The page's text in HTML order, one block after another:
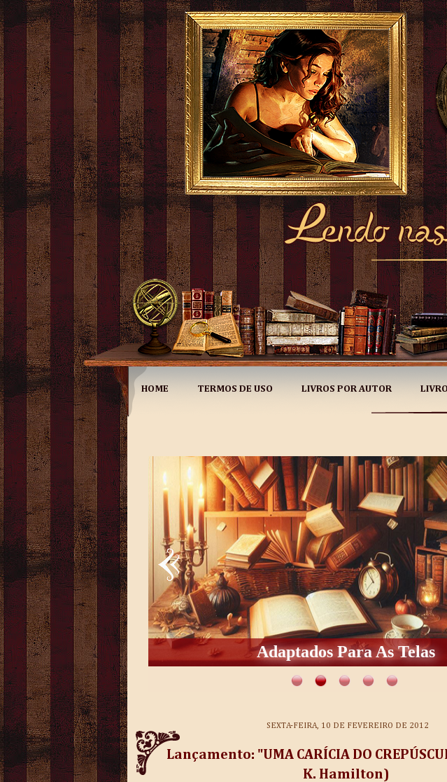
HOME TERMOS DE USO LIVROS POR AUTOR
Adaptados Para As Telas
SEXTA-FEIRA, 10 DE FEVEREIRO DE 2012
Lançamento: "UMA CARÍCIA DO
K. Hamilton)